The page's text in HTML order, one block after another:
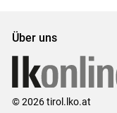
Über uns
© 2026 tirol.lko.at